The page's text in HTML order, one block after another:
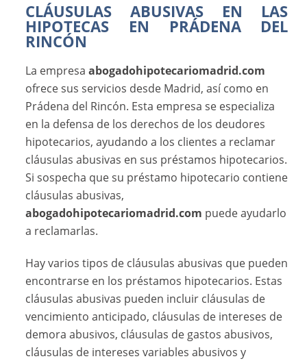
CLÁUSULAS ABUSIVAS EN LAS
HIPOTECAS EN PRÁDENA DEL
RINCÓN
La empresaabogadohipotecariomadrid.com
ofrece sus servicios desde Madrid, así como en
Prádena del Rincón. Esta empresa se especializa
en la defensa de los derechos de los deudores
hipotecarios, ayudando a los clientes a reclamar
cláusulas abusivas en sus préstamos hipotecarios.
Si sospecha que su préstamo hipotecario contiene
cláusulas abusivas,
abogadohipotecariomadrid.com puede ayudarlo
a reclamarlas.
Hay varios tipos de cláusulas abusivas que pueden
encontrarse en los préstamos hipotecarios. Estas
cláusulas abusivas pueden incluir cláusulas de
vencimiento anticipado, cláusulas de intereses de
demora abusivos, cláusulas de gastos abusivos,
cláusulas de intereses variables abusivos y